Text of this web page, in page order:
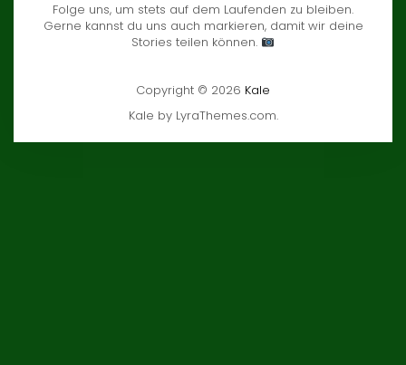
Folge uns, um stets auf dem Laufenden zu bleiben.
Gerne kannst du uns auch markieren, damit wir deine
Stories teilen können.
Copyright © 2026 Kale
Kale by LyraThemes.com.